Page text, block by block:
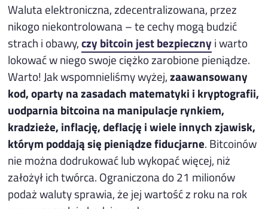
Waluta elektroniczna, zdecentralizowana, przez
nikogo niekontrolowana – te cechy mogą budzić
strach i obawy,czy bitcoin jest bezpieczny i warto
lokować w niego swoje ciężko zarobione pieniądze.
Warto! Jak wspomnieliśmy wyżej,zaawansowany
kod, oparty na zasadach matematyki i kryptografii,
uodparnia bitcoina na manipulacje rynkiem,
kradzieże, inflację, deflację i wiele innych zjawisk,
którym poddają się pieniądze fiducjarne. Bitcoinów
nie można dodrukować lub wykopać więcej, niż
założył ich twórca. Ograniczona do 21 milionów
podaż waluty sprawia, że jej wartość z roku na rok